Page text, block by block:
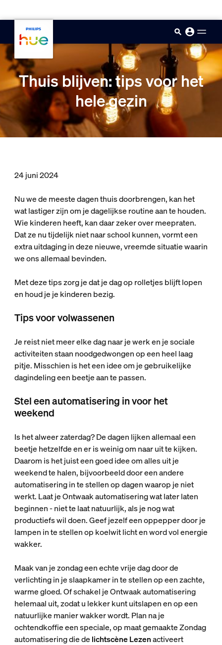
Thuis blijven: tips voor het
hele gezin
24 juni 2024
Nu we de meeste dagen thuis doorbrengen, kan het
wat lastiger zijn om je dagelijkse routine aan te houden.
Wie kinderen heeft, kan daar zeker over meepraten.
Dat ze nu tijdelijk niet naar school kunnen, vormt een
extra uitdaging in deze nieuwe, vreemde situatie waarin
we ons allemaal bevinden.
Met deze tips zorg je dat je dag op rolletjes blijft lopen
en houd je je kinderen bezig.
Tips voor volwassenen
Je reist niet meer elke dag naar je werk en je sociale
activiteiten staan noodgedwongen op een heel laag
pitje. Misschien is het een idee om je gebruikelijke
dagindeling een beetje aan te passen.
Stel een automatisering in voor het
weekend
Is het alweer zaterdag? De dagen lijken allemaal een
beetje hetzelfde en er is weinig om naar uit te kijken.
Daarom is het juist een goed idee om alles uit je
weekend te halen, bijvoorbeeld door een andere
automatisering in te stellen op dagen waarop je niet
werkt. Laat je Ontwaak automatisering wat later laten
beginnen - niet te laat natuurlijk, als je nog wat
productiefs wil doen. Geef jezelf een oppepper door je
lampen in te stellen op koelwit licht en word vol energie
wakker.
Maak van je zondag een echte vrije dag door de
verlichting in je slaapkamer in te stellen op een zachte,
warme gloed. Of schakel je Ontwaak automatisering
helemaal uit, zodat u lekker kunt uitslapen en op een
natuurlijke manier wakker wordt. Plan na je
ochtendkoffie een speciale, op maat gemaakte Zondag
automatisering die de lichtscène Lezenactiveert